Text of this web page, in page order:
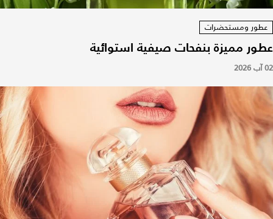
عطور ومستحضرات
عطور مميزة بنفحات صيفية استوائية
02 آب 2026